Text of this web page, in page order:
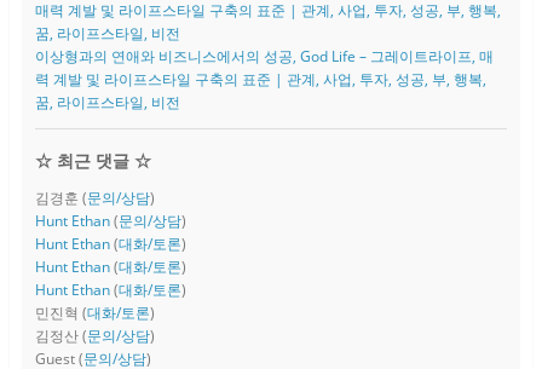
매력 계발 및 라이프스타일 구축의 표준 | 관계, 사업, 투자, 성공, 부, 행복,
꿈, 라이프스타일, 비전
이상형과의 연애와 비즈니스에서의 성공, God Life – 그레이트라이프, 매
력 계발 및 라이프스타일 구축의 표준 | 관계, 사업, 투자, 성공, 부, 행복,
꿈, 라이프스타일, 비전
☆ 최근 댓글 ☆
김경훈 (문의/상담)
Hunt Ethan(문의/상담)
Hunt Ethan(대화/토론)
Hunt Ethan(대화/토론)
Hunt Ethan(대화/토론)
민진혁 (대화/토론)
김정산(문의/상담)
Guest(문의/상담)